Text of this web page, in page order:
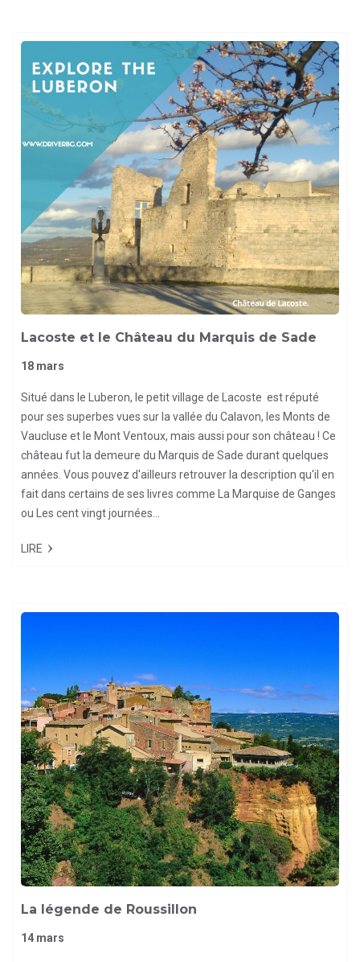
Lacoste et le Château du Marquis de Sade
18 mars
Situé dans le Luberon, le petit village de Lacoste est réputé
pour ses superbes vues sur la vallée du Calavon, les Monts de
Vaucluse et le Mont Ventoux, mais aussi pour son château ! Ce
château fut la demeure du Marquis de Sade durant quelques
années. Vous pouvez d'ailleurs retrouver la description qu'il en
fait dans certains de ses livres comme La Marquise de Ganges
ou Les cent vingt journées...
LIRE
La légende de Roussillon
14 mars